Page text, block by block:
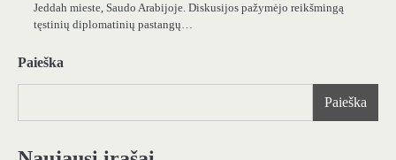
Jeddah mieste, Saudo Arabijoje. Diskusijos pažymėjo reikšmingą
tęstinių diplomatinių pastangų…
Paieška
Paieška